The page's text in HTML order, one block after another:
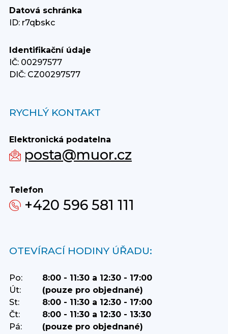
Datová schránka
ID: r7qbskc
Identifikační údaje
IČ: 00297577
DIČ: CZ00297577
RYCHLÝ KONTAKT
Elektronická podatelna
posta@muor.cz
Telefon
+420 596 581 111
OTEVÍRACÍ HODINY ÚŘADU:
Po:
8:00 - 11:30 a 12:30 - 17:00
Út:
(pouze pro objednané)
St:
8:00 - 11:30 a 12:30 - 17:00
Čt:
8:00 - 11:30 a 12:30 - 13:30
Pá:
(pouze pro objednané)